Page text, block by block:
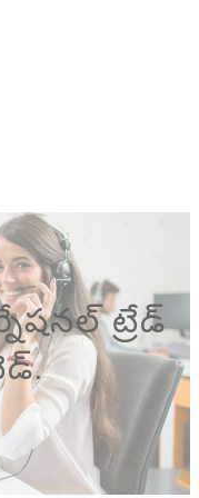
ట్రేడ్